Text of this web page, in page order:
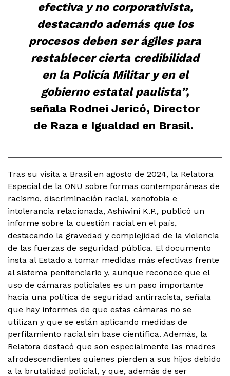
efectiva y no corporativista,
destacando además que los
procesos deben ser ágiles para
restablecer cierta credibilidad
en la Policía Militar y en el
gobierno estatal paulista”,
señala Rodnei Jericó, Director
de Raza e Igualdad en Brasil.
Tras su visita a Brasil en agosto de 2024, la Relatora
Especial de la ONU sobre formas contemporáneas de
racismo, discriminación racial, xenofobia e
intolerancia relacionada, Ashiwini K.P., publicó un
informe sobre la cuestión racial en el país,
destacando la gravedad y complejidad de la violencia
de las fuerzas de seguridad pública. El documento
insta al Estado a tomar medidas más efectivas frente
al sistema penitenciario y, aunque reconoce que el
uso de cámaras policiales es un paso importante
hacia una política de seguridad antirracista, señala
que hay informes de que estas cámaras no se
utilizan y que se están aplicando medidas de
perfilamiento racial sin base científica. Además, la
Relatora destacó que son especialmente las madres
afrodescendientes quienes pierden a sus hijos debido
a la brutalidad policial, y que, además de ser